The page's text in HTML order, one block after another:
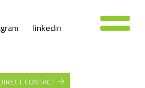
linkedin
DIRECT CONTACT